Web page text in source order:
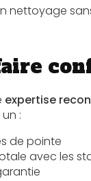
nettoyage
expertise
:
de pointe
avec les